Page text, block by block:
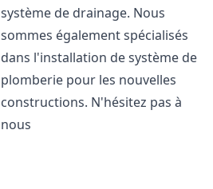
système de drainage. Nous
sommes également spécialisés
dans l'installation de système de
plomberie pour les nouvelles
constructions. N'hésitez pas à
nous